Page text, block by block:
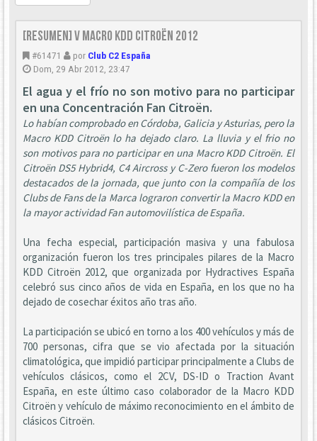
[Resumen] V Macro KDD Citroën 2012
#61471 por Club C2 España
Dom, 29 Abr 2012, 23:47
El agua y el frío no son motivo para no participar
en una Concentración Fan Citroën.
Lo habían comprobado en Córdoba, Galicia y Asturias, pero la
Macro KDD Citroën lo ha dejado claro. La lluvia y el frio no
son motivos para no participar en una Macro KDD Citroën. El
Citroën DS5 Hybrid4, C4 Aircross y C-Zero fueron los modelos
destacados de la jornada, que junto con la compañía de los
Clubs de Fans de la Marca lograron convertir la Macro KDD en
la mayor actividad Fan automovilística de España.
Una fecha especial, participación masiva y una fabulosa
organización fueron los tres principales pilares de la Macro
KDD Citroën 2012, que organizada por Hydractives España
celebró sus cinco años de vida en España, en los que no ha
dejado de cosechar éxitos año tras año.
La participación se ubicó en torno a los 400 vehículos y más de
700 personas, cifra que se vio afectada por la situación
climatológica, que impidió participar principalmente a Clubs de
vehículos clásicos, como el 2CV, DS-ID o Traction Avant
España, en este último caso colaborador de la Macro KDD
Citroën y vehículo de máximo reconocimiento en el ámbito de
clásicos Citroën.